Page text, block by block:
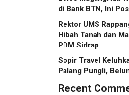
di Bank BTN, Ini
Rektor UMS
Hibah Tanah dan
PDM Sidrap
Sopir Travel
Palang Pungli,
Recent